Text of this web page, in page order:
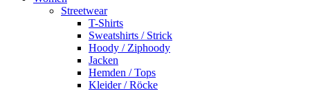
Streetwear
T-Shirts
Sweatshirts / Strick
Hoody / Ziphoody
Jacken
Hemden / Tops
Kleider / Röcke